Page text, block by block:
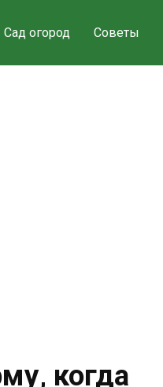
Сад огород Советы
когда